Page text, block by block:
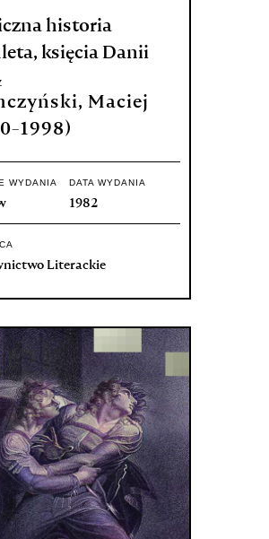
historia
księcia Danii
Maciej
1998)
WYDANIA DATA WYDANIA
1982
Literackie